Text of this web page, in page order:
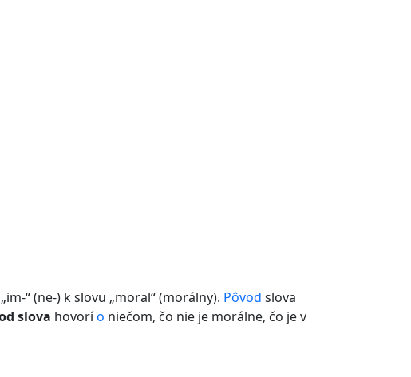
“ (ne-) k slovu „moral“ (morálny). Pôvod slova
slova hovorío niečom, čo nie je morálne, čo je v